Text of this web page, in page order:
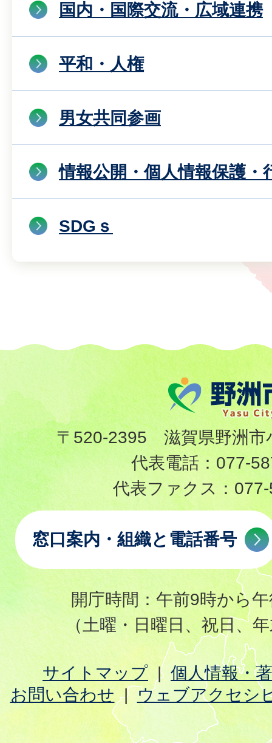
国内・国際交流・広域連携
平和・人権
男女共同参画
情報公開・個人情報保護・
SDGｓ
〒520-2395 滋賀県野洲市
代表電話： 077-
代表ファクス：
窓口案内・組織と電話番号
開庁時間：午前9時から
（土曜・日曜日、祝日、
サイトマップ
個人情報・
お問い合わせ
ウェブアクセシ